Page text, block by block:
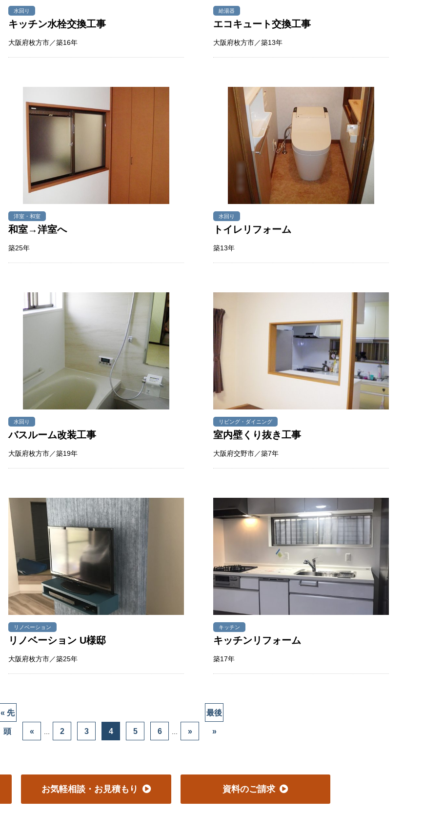
水回り
キッチン水栓交換工事
大阪府枚方市／築16年
給湯器
エコキュート交換工事
大阪府枚方市／築13年
洋室・和室
和室→洋室へ
築25年
水回り
トイレリフォーム
築13年
水回り
バスルーム改装工事
大阪府枚方市／築19年
リビング・ダイニング
室内壁くり抜き工事
大阪府交野市／築7年
リノベーション
リノベーション U様邸
大阪府枚方市／築25年
キッチン
キッチンリフォーム
築17年
« 先
頭 « 2 3 4 5 6 »
最後
»
お気軽相談・お見積もり 資料のご請求